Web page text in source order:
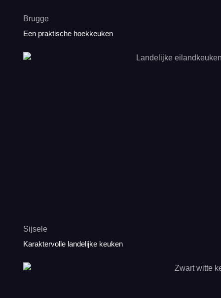
Brugge
Een praktische hoekkeuken
Sijsele
Karaktervolle landelijke keuken